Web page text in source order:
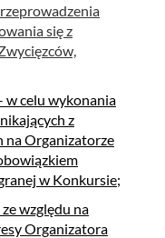
się z
w celu wykonania
z
na Organizatorze
w Konkursie;
względu na
Organizatora